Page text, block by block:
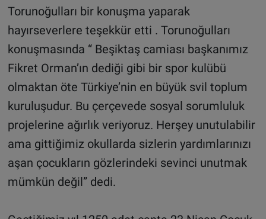
Torunoğulları bir konuşma yaparak
hayırseverlere teşekkür etti . Torunoğulları
konuşmasında “ Beşiktaş camiası başkanımız
Fikret Orman’ın dediği gibi bir spor kulübü
olmaktan öte Türkiye’nin en büyük svil toplum
kuruluşudur. Bu çerçevede sosyal sorumluluk
projelerine ağırlık veriyoruz. Herşey unutulabilir
ama gittiğimiz okullarda sizlerin yardımlarınızı
aşan çocukların gözlerindeki sevinci unutmak
mümkün değil” dedi.